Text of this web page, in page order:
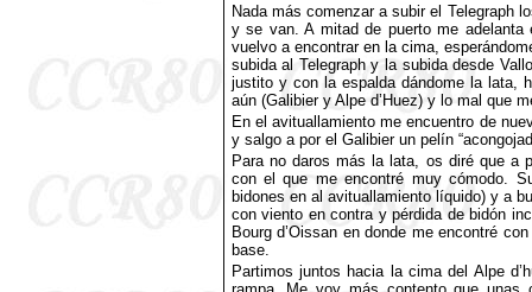
Nada más comenzar a subir el Telegraph
y se van. A mitad de puerto me
vuelvo a encontrar en la cima,
subida al Telegraph y la subida desde
justito y con la espalda dándome la lata,
aún (Galibier y Alpe d’Huez) y lo mal que
En el avituallamiento me encuentro de
y salgo a por el Galibier un pelín
Para no daros más la lata, os diré que a
con el que me encontré muy cómodo.
bidones en al avituallamiento líquido) y a
con viento en contra y pérdida de bidón
Bourg d’Oissan en donde me encontré
base.
Partimos juntos hacia la cima del Alpe